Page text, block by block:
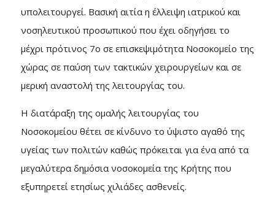
υπολειτουργεί. Βασική αιτία η έλλειψη ιατρικού και
νοσηλευτικού προσωπικού που έχει οδηγήσει το
μέχρι πρότινος 7ο σε επισκεψιμότητα Νοσοκομείο της
χώρας σε παύση των τακτικών χειρουργείων και σε
μερική αναστολή της λειτουργίας του.
Η διατάραξη της ομαλής λειτουργίας του
Νοσοκομείου θέτει σε κίνδυνο το ύψιστο αγαθό της
υγείας των πολιτών καθώς πρόκειται για ένα από τα
μεγαλύτερα δημόσια νοσοκομεία της Κρήτης που
εξυπηρετεί ετησίως χιλιάδες ασθενείς.